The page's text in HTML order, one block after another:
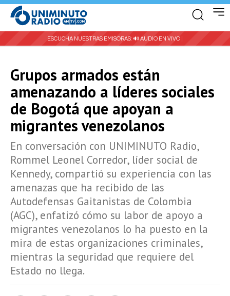
ESCUCHA NUESTRAS EMISORAS: 🔊 AUDIO EN VIVO |
Grupos armados están
amenazando a líderes sociales
de Bogotá que apoyan a
migrantes venezolanos
En conversación con UNIMINUTO Radio,
Rommel Leonel Corredor, líder social de
Kennedy, compartió su experiencia con las
amenazas que ha recibido de las
Autodefensas Gaitanistas de Colombia
(AGC), enfatizó cómo su labor de apoyo a
migrantes venezolanos lo ha puesto en la
mira de estas organizaciones criminales,
mientras la seguridad que requiere del
Estado no llega.